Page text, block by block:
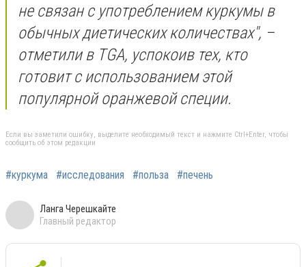
не связан с употреблением куркумы в
обычных диетических количествах", –
отметили в TGA, успокоив тех, кто
готовит с использованием этой
популярной оранжевой специи.
Если вы заметили ошибку, выделите необходимый текст и нажмите Ctrl+Enter, чтобы
сообщить об этом редакции
#куркума #исследования #польза #печень
Ланга Черешкайте
Главный редактор